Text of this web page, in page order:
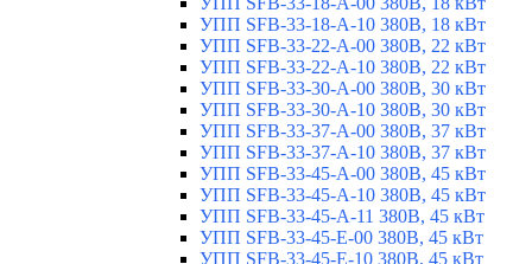
УПП SFB-33-18-A-10 380В, 18 кВт
УПП SFB-33-22-A-00 380В, 22 кВт
УПП SFB-33-22-A-10 380В, 22 кВт
УПП SFB-33-30-A-00 380В, 30 кВт
УПП SFB-33-30-A-10 380В, 30 кВт
УПП SFB-33-37-A-00 380В, 37 кВт
УПП SFB-33-37-A-10 380В, 37 кВт
УПП SFB-33-45-A-00 380В, 45 кВт
УПП SFB-33-45-A-10 380В, 45 кВт
УПП SFB-33-45-A-11 380В, 45 кВт
УПП SFB-33-45-E-00 380В, 45 кВт
УПП SFB-33-45-E-10 380В, 45 кВт